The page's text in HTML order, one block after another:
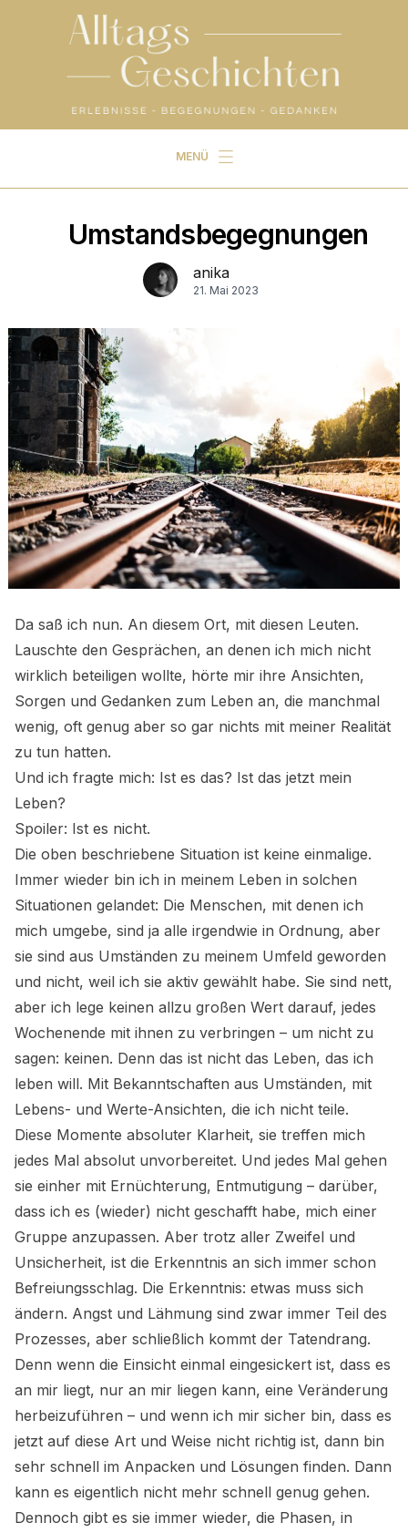
MENÜ
Start
und außerdem …
Umstandsbegegnungen
anika
21. Mai 2023
Da saß ich nun. An diesem Ort, mit diesen Leuten.
Lauschte den Gesprächen, an denen ich mich nicht
wirklich beteiligen wollte, hörte mir ihre Ansichten,
Sorgen und Gedanken zum Leben an, die manchmal
wenig, oft genug aber so gar nichts mit meiner Realität
zu tun hatten.
Und ich fragte mich: Ist es das? Ist das jetzt mein
Leben?
Spoiler: Ist es nicht.
Die oben beschriebene Situation ist keine einmalige.
Immer wieder bin ich in meinem Leben in solchen
Situationen gelandet: Die Menschen, mit denen ich
mich umgebe, sind ja alle irgendwie in Ordnung, aber
sie sind aus Umständen zu meinem Umfeld geworden
und nicht, weil ich sie aktiv gewählt habe. Sie sind nett,
aber ich lege keinen allzu großen Wert darauf, jedes
Wochenende mit ihnen zu verbringen – um nicht zu
sagen: keinen. Denn das ist nicht das Leben, das ich
leben will. Mit Bekanntschaften aus Umständen, mit
Lebens- und Werte-Ansichten, die ich nicht teile.
Diese Momente absoluter Klarheit, sie treffen mich
jedes Mal absolut unvorbereitet. Und jedes Mal gehen
sie einher mit Ernüchterung, Entmutigung – darüber,
dass ich es (wieder) nicht geschafft habe, mich einer
Gruppe anzupassen. Aber trotz aller Zweifel und
Unsicherheit, ist die Erkenntnis an sich immer schon
Befreiungsschlag. Die Erkenntnis: etwas muss sich
ändern. Angst und Lähmung sind zwar immer Teil des
Prozesses, aber schließlich kommt der Tatendrang.
Denn wenn die Einsicht einmal eingesickert ist, dass es
an mir liegt, nur an mir liegen kann, eine Veränderung
herbeizuführen – und wenn ich mir sicher bin, dass es
jetzt auf diese Art und Weise nicht richtig ist, dann bin
sehr schnell im Anpacken und Lösungen finden. Dann
kann es eigentlich nicht mehr schnell genug gehen.
Dennoch gibt es sie immer wieder, die Phasen, in